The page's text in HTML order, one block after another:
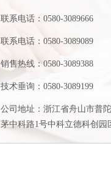
联系电话：0580-3089666
联系电话：0580-3089089
销售热线：0580-3089388
技术垂询：0580-3089199
公司地址：浙江省舟山市普
茅中科路1号中科立德科创园